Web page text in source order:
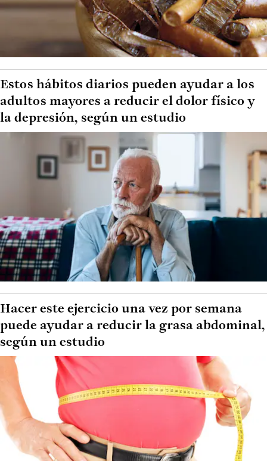
Estos hábitos diarios pueden ayudar a los
adultos mayores a reducir el dolor físico y
la depresión, según un estudio
Hacer este ejercicio una vez por semana
puede ayudar a reducir la grasa abdominal,
según un estudio